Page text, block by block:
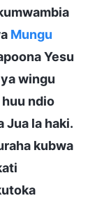
Mungu
Yesu
wingu
ndio
Jua la haki.
kubwa